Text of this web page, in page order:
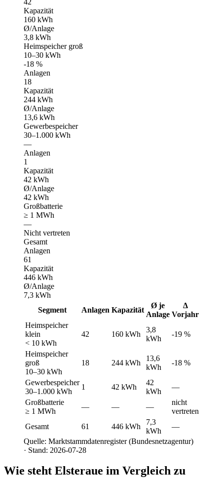
Kapazität
160 kWh
Ø/Anlage
3,8 kWh
Heimspeicher groß
10–30 kWh
-18 %
Anlagen
18
Kapazität
244 kWh
Ø/Anlage
13,6 kWh
Gewerbespeicher
30–1.000 kWh
—
Anlagen
1
Kapazität
42 kWh
Ø/Anlage
42 kWh
Großbatterie
≥ 1 MWh
—
Nicht vertreten
Gesamt
Anlagen
61
Kapazität
446 kWh
Ø/Anlage
7,3 kWh
Segment
Anlagen Kapazität
Ø je
Anlage
Δ
Vorjahr
Heimspeicher
klein
< 10 kWh
42 160 kWh
3,8
kWh
-19 %
Heimspeicher
groß
10–30 kWh
18 244 kWh
13,6
kWh
-18 %
Gewerbespeicher
30–1.000 kWh
1 42 kWh
42
kWh
—
Großbatterie
≥ 1 MWh
— — —
nicht
vertreten
Gesamt
61 446 kWh
7,3
kWh
—
Quelle: Marktstammdatenregister (Bundesnetzagentur)
· Stand: 2026-07-28
Wie steht Elsteraue im Vergleich zu